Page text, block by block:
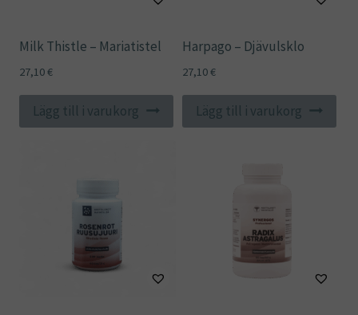
Milk Thistle – Mariatistel
27,10€
Lägg till i varukorg
Harpago – Djävulsklo
27,10€
Lägg till i varukorg